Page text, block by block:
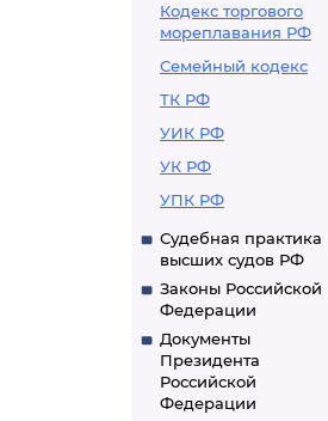
Кодекс торгового
мореплавания РФ
Семейный кодекс
ТК РФ
УИК РФ
УК РФ
УПК РФ
Судебная практика
высших судов РФ
Законы Российской
Федерации
Документы
Президента
Российской
Федерации